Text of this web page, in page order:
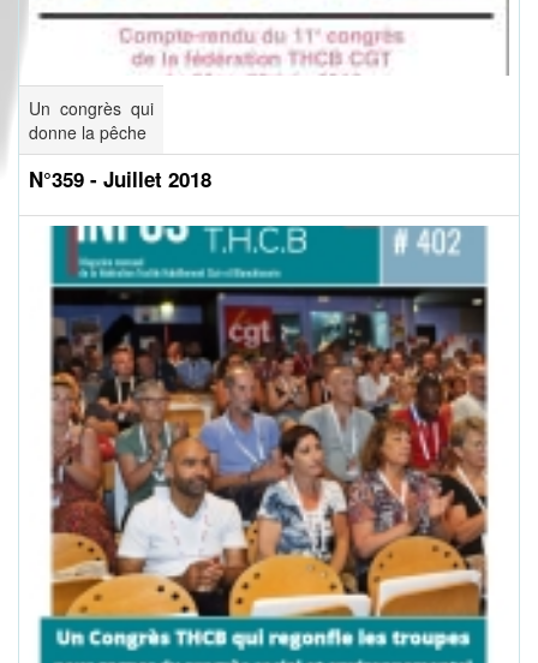
Un congrès qui
donne la pêche
N°359 - Juillet 2018